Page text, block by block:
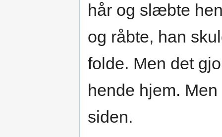
hår og slæbte
og råbte, han
folde. Men det
hende hjem.
siden.